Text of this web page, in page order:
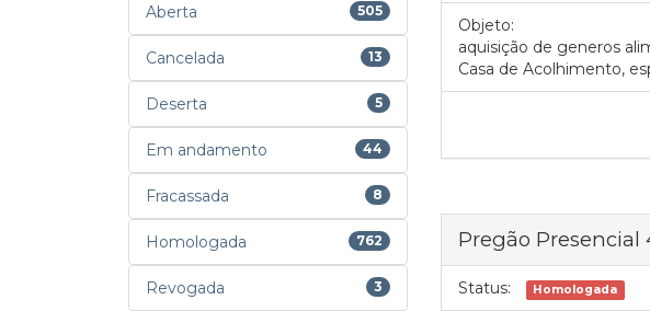
Aberta 505
Cancelada 13
Deserta 5
Em andamento 44
Fracassada 8
Homologada 762
Revogada 3
Objeto:
aquisição de generos
Casa de Acolhimento,
Pregão Presencial
Status: Homologada